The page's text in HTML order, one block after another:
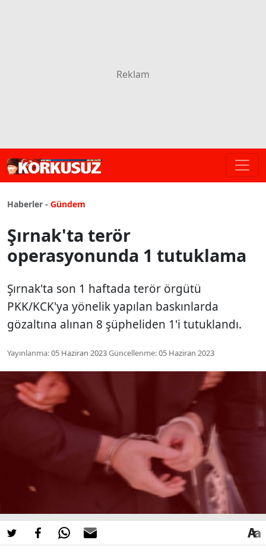
Haberler - Gündem
Şırnak'ta terör
operasyonunda 1 tutuklama
Şırnak'ta son 1 haftada terör örgütü
PKK/KCK'ya yönelik yapılan baskınlarda
gözaltına alınan 8 şüpheliden 1'i tutuklandı.
Yayınlanma:05 Haziran 2023Güncellenme:05 Haziran 2023